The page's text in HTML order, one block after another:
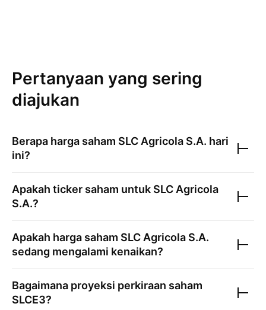
Pertanyaan yang sering
diajukan
Berapa harga saham SLC Agricola S.A. hari
ini?
Apakah ticker saham untuk SLC Agricola
S.A.?
Apakah harga saham SLC Agricola S.A.
sedang mengalami kenaikan?
Bagaimana proyeksi perkiraan saham
SLCE3?